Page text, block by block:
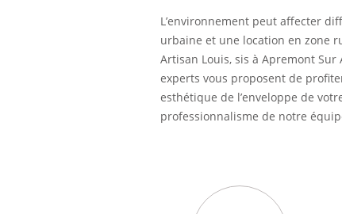
L’environnement peut affecter
urbaine et une location en zone
Artisan Louis, sis à Apremont
experts vous proposent de
esthétique de l’enveloppe de
professionnalisme de notre